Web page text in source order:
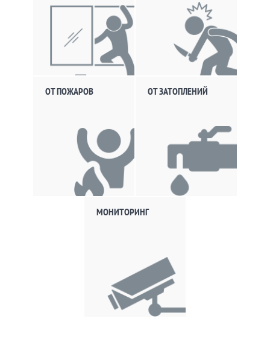
ОТ ПОЖАРОВ ОТ ЗАТОПЛЕНИЙ
МОНИТОРИНГ